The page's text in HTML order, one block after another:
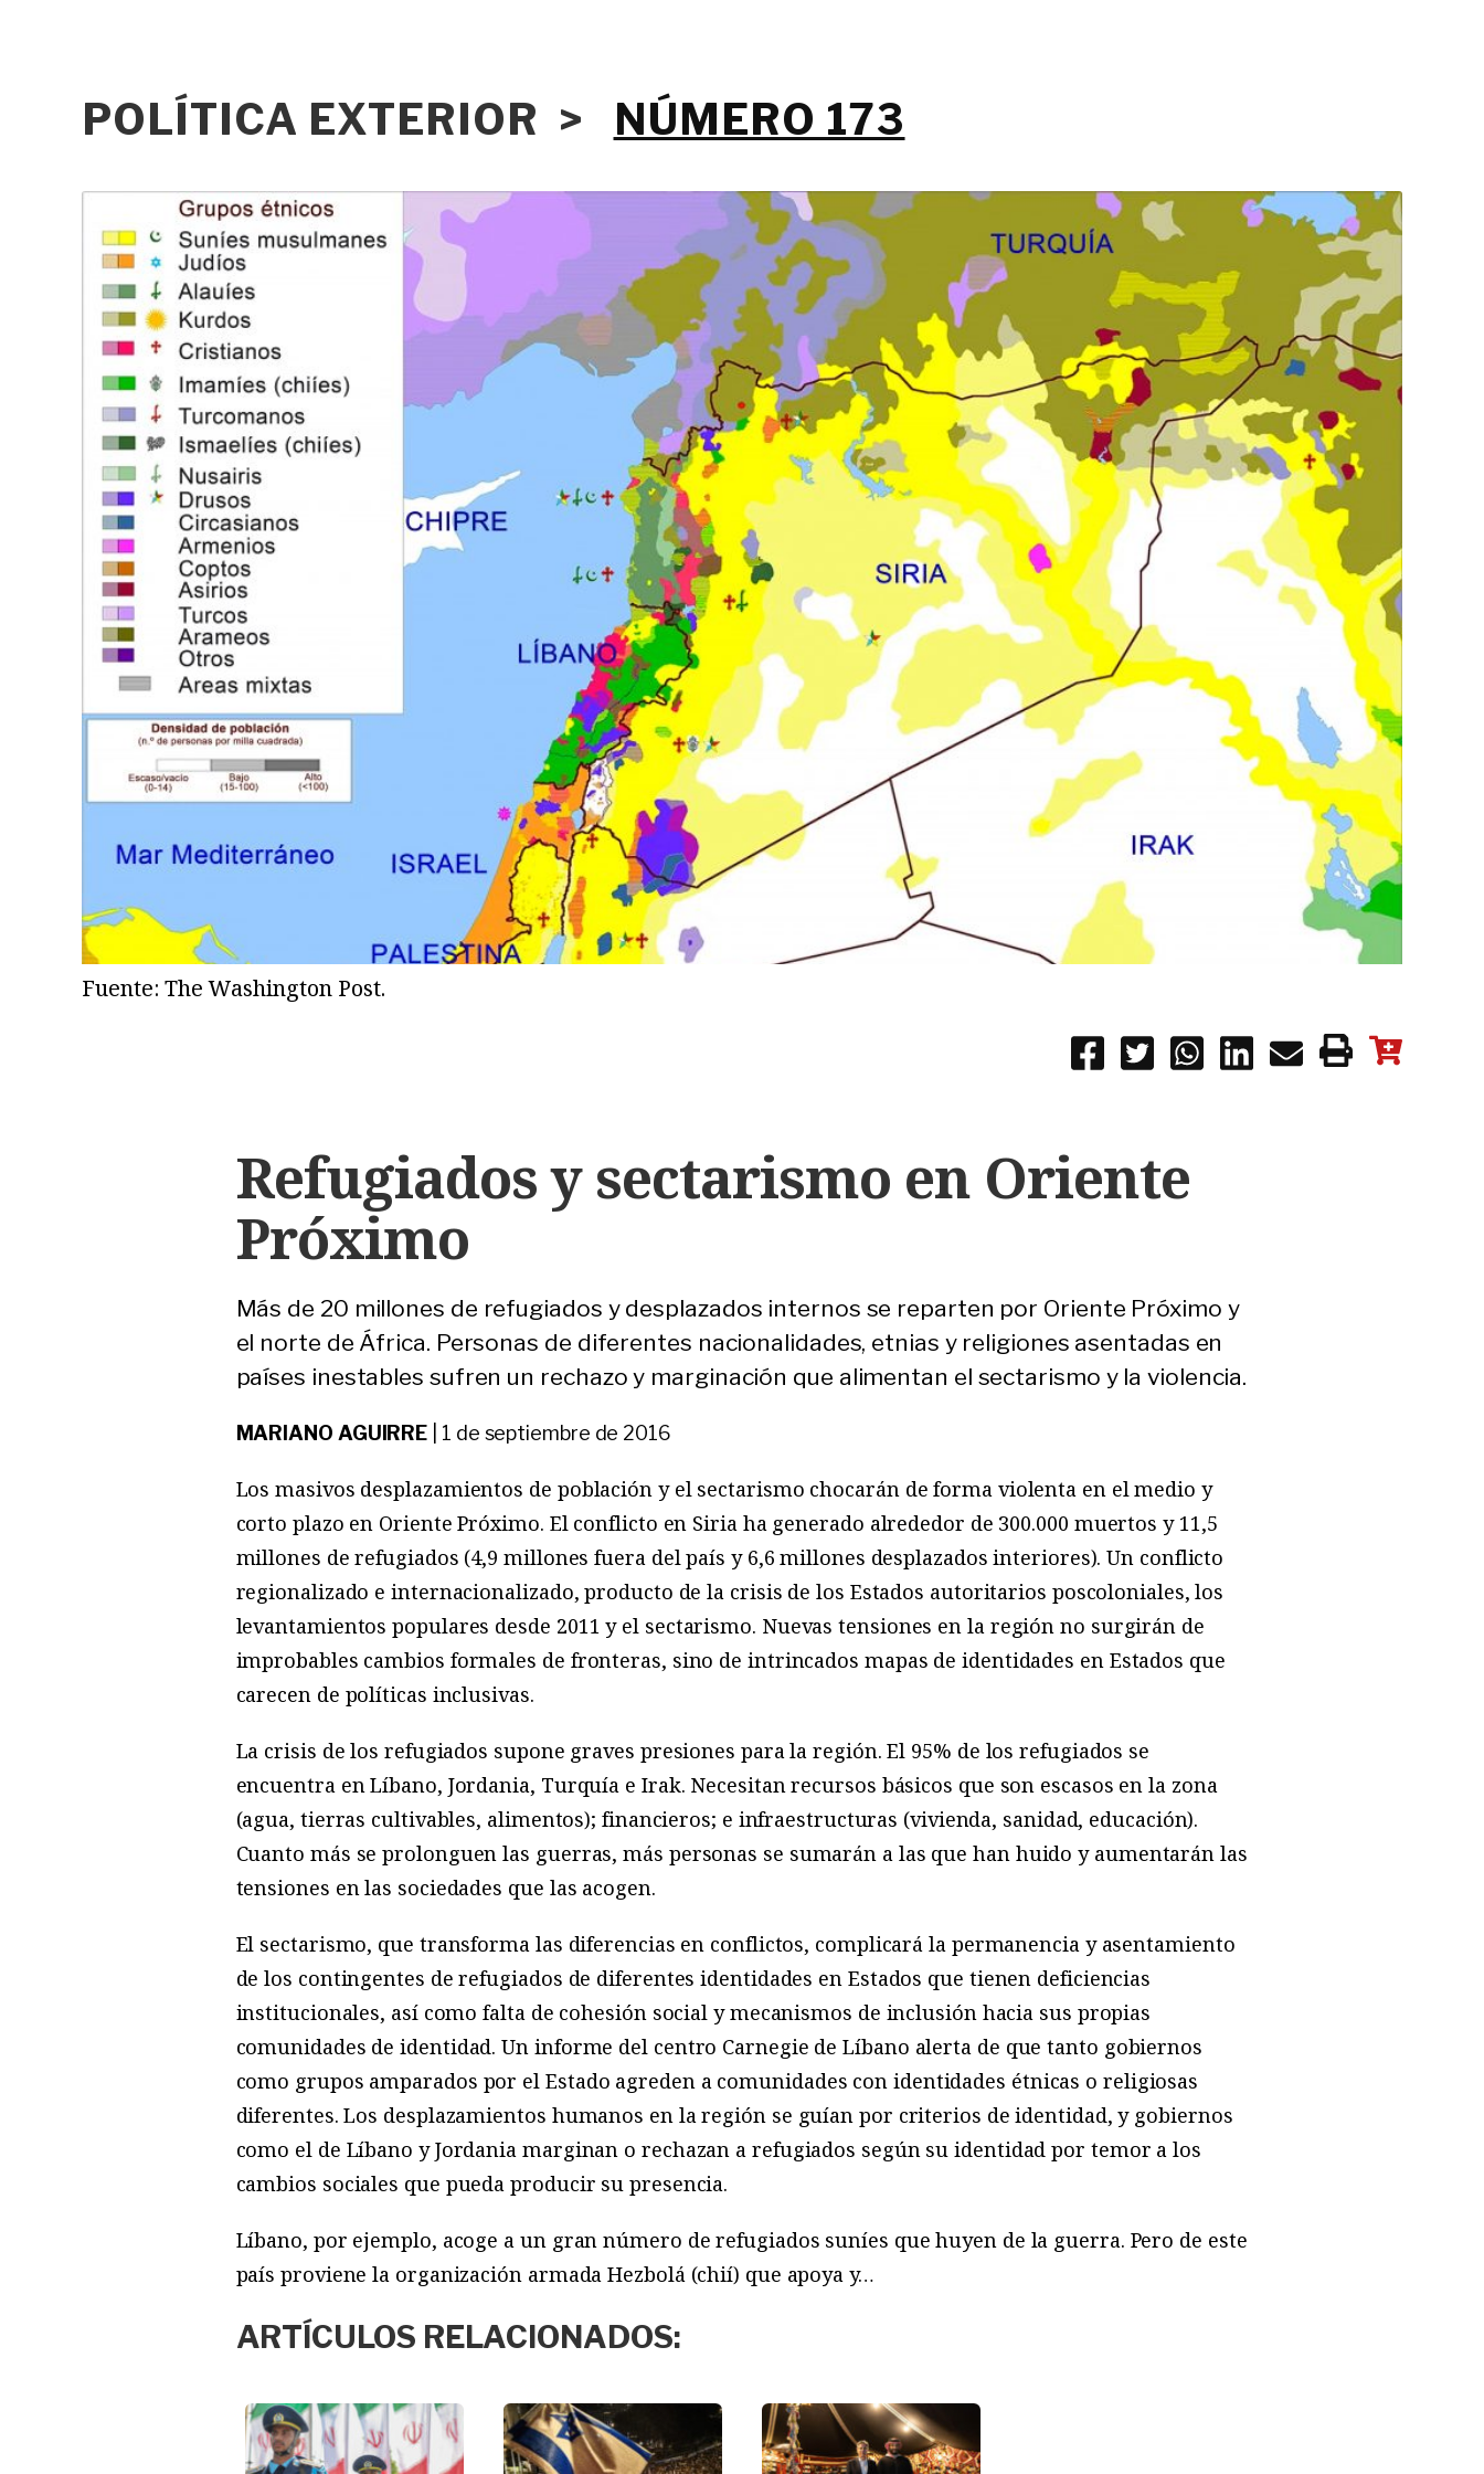
POLÍTICA EXTERIOR > NÚMERO 173
Fuente: The Washington Post.
Refugiados y sectarismo en Oriente
Próximo
Más de 20 millones de refugiados y desplazados internos se reparten por Oriente Próximo y
el norte de África. Personas de diferentes nacionalidades, etnias y religiones asentadas en
países inestables sufren un rechazo y marginación que alimentan el sectarismo y la violencia.
MARIANO AGUIRRE 1 de septiembre de 2016
Los masivos desplazamientos de población y el sectarismo chocarán de forma violenta en el medio y
corto plazo en Oriente Próximo. El conflicto en Siria ha generado alrededor de 300.000 muertos y 11,5
millones de refugiados (4,9 millones fuera del país y 6,6 millones desplazados interiores). Un conflicto
regionalizado e internacionalizado, producto de la crisis de los Estados autoritarios poscoloniales, los
levantamientos populares desde 2011 y el sectarismo. Nuevas tensiones en la región no surgirán de
improbables cambios formales de fronteras, sino de intrincados mapas de identidades en Estados que
carecen de políticas inclusivas.
La crisis de los refugiados supone graves presiones para la región. El 95% de los refugiados se
encuentra en Líbano, Jordania, Turquía e Irak. Necesitan recursos básicos que son escasos en la zona
(agua, tierras cultivables, alimentos); financieros; e infraestructuras (vivienda, sanidad, educación).
Cuanto más se prolonguen las guerras, más personas se sumarán a las que han huido y aumentarán las
tensiones en las sociedades que las acogen.
El sectarismo, que transforma las diferencias en conflictos, complicará la permanencia y asentamiento
de los contingentes de refugiados de diferentes identidades en Estados que tienen deficiencias
institucionales, así como falta de cohesión social y mecanismos de inclusión hacia sus propias
comunidades de identidad. Un informe del centro Carnegie de Líbano alerta de que tanto gobiernos
como grupos amparados por el Estado agreden a comunidades con identidades étnicas o religiosas
diferentes. Los desplazamientos humanos en la región se guían por criterios de identidad, y gobiernos
como el de Líbano y Jordania marginan o rechazan a refugiados según su identidad por temor a los
cambios sociales que pueda producir su presencia.
Líbano, por ejemplo, acoge a un gran número de refugiados suníes que huyen de la guerra. Pero de este
país proviene la organización armada Hezbolá (chií) que apoya y…
ARTÍCULOS RELACIONADOS: